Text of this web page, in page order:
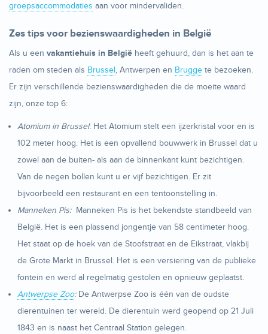
groepsaccommodaties aan voor mindervaliden.
Zes tips voor bezienswaardigheden in België
Als u een vakantiehuis in België heeft gehuurd, dan is het aan te
raden om steden als Brussel, Antwerpen en Brugge te bezoeken.
Er zijn verschillende bezienswaardigheden die de moeite waard
zijn, onze top 6:
Atomium in Brussel: Het Atomium stelt een ijzerkristal voor en is
102 meter hoog. Het is een opvallend bouwwerk in Brussel dat u
zowel aan de buiten- als aan de binnenkant kunt bezichtigen.
Van de negen bollen kunt u er vijf bezichtigen. Er zit
bijvoorbeeld een restaurant en een tentoonstelling in.
Manneken Pis: Manneken Pis is het bekendste standbeeld van
België. Het is een plassend jongentje van 58 centimeter hoog.
Het staat op de hoek van de Stoofstraat en de Eikstraat, vlakbij
de Grote Markt in Brussel. Het is een versiering van de publieke
fontein en werd al regelmatig gestolen en opnieuw geplaatst.
Antwerpse Zoo: De Antwerpse Zoo is één van de oudste
dierentuinen ter wereld. De dierentuin werd geopend op 21 Juli
1843 en is naast het Centraal Station gelegen.